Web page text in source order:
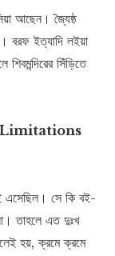
আছেন। জ্যৈষ্ঠ
বরফ ইত্যাদি লইয়া
সিঁড়িতে
Limitations
এসেছিল। সে কি বই-
তাহলে এত দুঃখ
হয়, ক্রমে ক্রমে